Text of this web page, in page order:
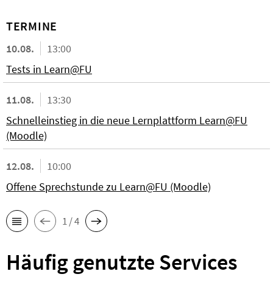
TERMINE
10.08.
13:00
Tests in Learn@FU
11.08.
13:30
Schnelleinstieg in die neue Lernplattform Learn@FU
(Moodle)
12.08.
10:00
Offene Sprechstunde zu Learn@FU (Moodle)
1 / 4
Häufig genutzte Services